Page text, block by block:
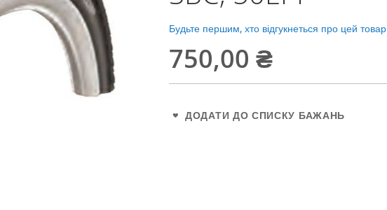
Будьте першим, хто відгукнеться про цей товар
750,00 ₴
ДОДАТИ ДО СПИСКУ БАЖАНЬ